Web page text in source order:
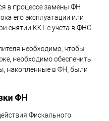
в процессе замены ФН
его эксплуатации или
снятии ККТ с учета в ФНС.
необходимо, чтобы
необходимо обеспечить
накопленные в ФН, были
ФН
Фискального